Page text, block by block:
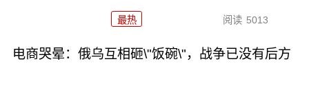
最热 阅读 5013
电商哭晕：俄乌互相砸\"饭碗\"，战争已没有后方